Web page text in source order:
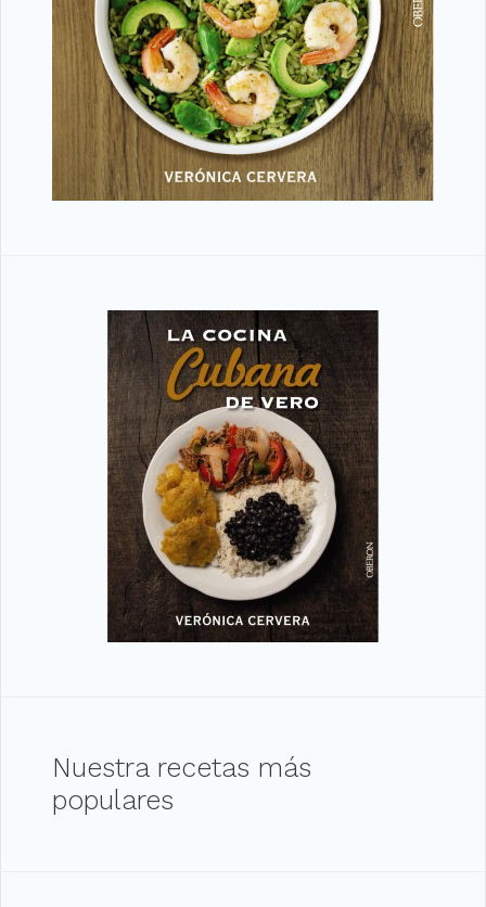
Nuestra recetas más
populares